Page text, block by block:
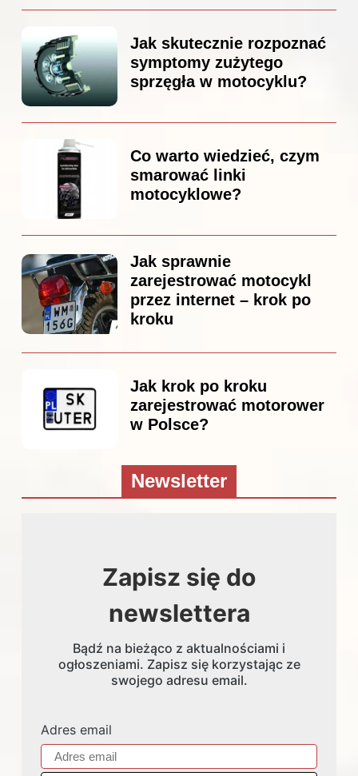
Jak skutecznie rozpoznać
symptomy zużytego
sprzęgła w motocyklu?
Co warto wiedzieć, czym
smarować linki
motocyklowe?
Jak sprawnie
zarejestrować motocykl
przez internet – krok po
kroku
Jak krok po kroku
zarejestrować motorower
w Polsce?
Newsletter
Zapisz się do
newslettera
Bądź na bieżąco z aktualnościami i
ogłoszeniami. Zapisz się korzystając ze
swojego adresu email.
Adres email